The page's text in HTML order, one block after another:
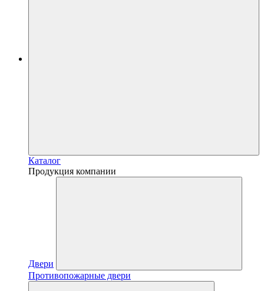
Каталог
Продукция компании
Двери
Противопожарные двери